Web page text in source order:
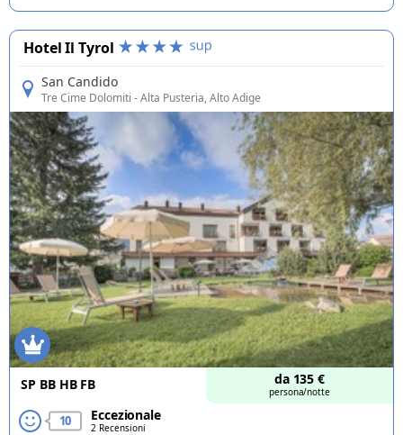
Hotel Il Tyrol
San Candido
Tre Cime Dolomiti - Alta Pusteria, Alto Adige
Offerte
SP BB HB FB da 135 €
persona/notte
10 Eccezionale
2 Recensioni